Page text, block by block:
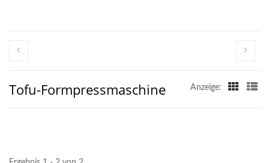
Tofu-Formpressmaschine Anzeige: